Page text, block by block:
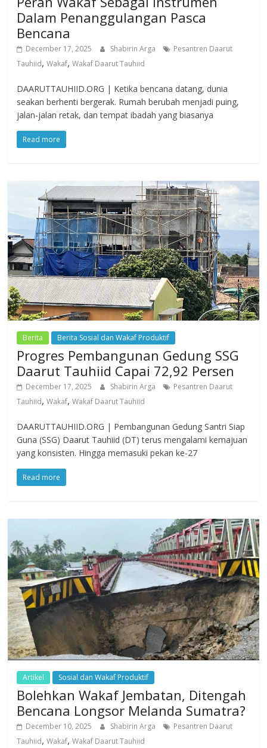
Dalam Penanggulangan Pasca
Bencana
December 17, 2025 Shabirin Arga
Pesantren Daarut
Tauhiid,Wakaf,Wakaf Daarut Tauhiid
DAARUTTAUHIID.ORG | Ketika bencana datang, dunia
seakan berhenti bergerak. Rumah berubah menjadi puing,
jalan-jalan retak, dan tempat ibadah yang biasanya
Read more
Berita Berita Sosial dan Wakaf Produktif
Progres Pembangunan Gedung SSG
Daarut Tauhiid Capai 72,92 Persen
December 17, 2025 Shabirin Arga
Pesantren Daarut
Tauhiid,Wakaf,Wakaf Daarut Tauhiid
DAARUTTAUHIID.ORG | Pembangunan Gedung Santri Siap
Guna (SSG) Daarut Tauhiid (DT) terus mengalami kemajuan
yang konsisten. Hingga memasuki pekan ke-27
Read more
Artikel Sosial dan Wakaf Produktif
Bolehkan Wakaf Jembatan, Ditengah
Bencana Longsor Melanda Sumatra?
December 10, 2025 Shabirin Arga
Pesantren Daarut
Tauhiid,Wakaf,Wakaf Daarut Tauhiid